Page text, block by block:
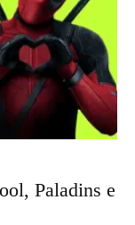
Paladins e